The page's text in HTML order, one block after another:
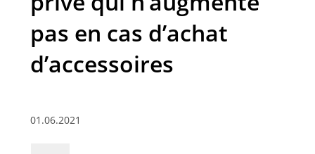
pas en cas d’achat
d’accessoires
01.06.2021